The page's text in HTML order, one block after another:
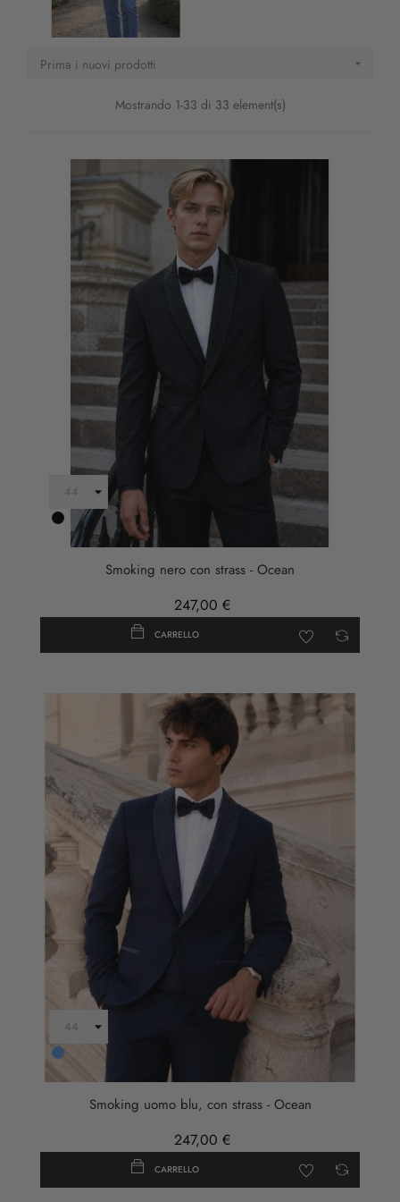
Prima i nuovi prodotti 
Mostrando 1-33 di 33 element(s)
Nero
Smoking nero con strass - Ocean
247,00 €
CARRELLO
Blu
Smoking uomo blu, con strass - Ocean
247,00 €
CARRELLO